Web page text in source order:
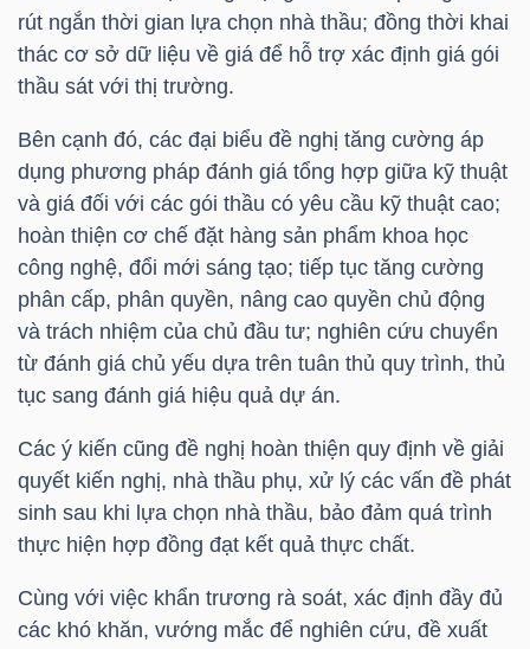
rút ngắn thời gian lựa chọn nhà thầu; đồng thời khai
thác cơ sở dữ liệu về giá để hỗ trợ xác định giá gói
thầu sát với thị trường.
Bên cạnh đó, các đại biểu đề nghị tăng cường áp
dụng phương pháp đánh giá tổng hợp giữa kỹ thuật
và giá đối với các gói thầu có yêu cầu kỹ thuật cao;
hoàn thiện cơ chế đặt hàng sản phẩm khoa học
công nghệ, đổi mới sáng tạo; tiếp tục tăng cường
phân cấp, phân quyền, nâng cao quyền chủ động
và trách nhiệm của chủ đầu tư; nghiên cứu chuyển
từ đánh giá chủ yếu dựa trên tuân thủ quy trình, thủ
tục sang đánh giá hiệu quả dự án.
Các ý kiến cũng đề nghị hoàn thiện quy định về giải
quyết kiến nghị, nhà thầu phụ, xử lý các vấn đề phát
sinh sau khi lựa chọn nhà thầu, bảo đảm quá trình
thực hiện hợp đồng đạt kết quả thực chất.
Cùng với việc khẩn trương rà soát, xác định đầy đủ
các khó khăn, vướng mắc để nghiên cứu, đề xuất
THÔNG
TIN
DỊCH
VỤ
TRUYỀN
THÔNG
ÍCH
BẤT
ĐỘNG